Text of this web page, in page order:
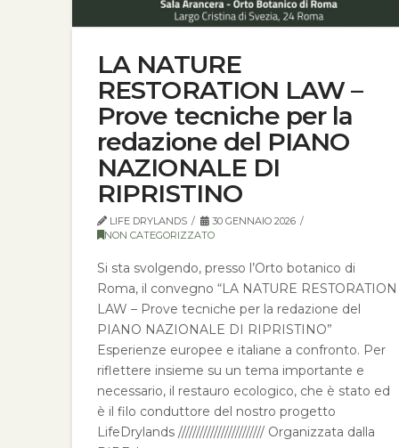
LA NATURE
RESTORATION LAW –
Prove tecniche per la
redazione del PIANO
NAZIONALE DI
RIPRISTINO
LIFE DRYLANDS
30 GENNAIO 2026
NON CATEGORIZZATO
Si sta svolgendo, presso l’Orto botanico di
Roma, il convegno “LA NATURE RESTORATION
LAW – Prove tecniche per la redazione del
PIANO NAZIONALE DI RIPRISTINO”
Esperienze europee e italiane a confronto. Per
riflettere insieme su un tema importante e
necessario, il restauro ecologico, che è stato ed
è il filo conduttore del nostro progetto
LifeDrylands //////////////////////// Organizzata dalla